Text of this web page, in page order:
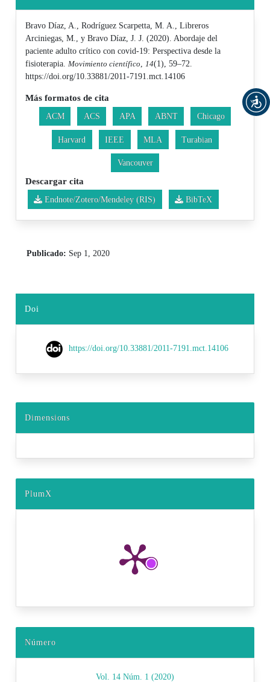
Bravo Díaz, A., Rodríguez Scarpetta, M. A., Libreros
Arciniegas, M., y Bravo Díaz, J. J. (2020). Abordaje del
paciente adulto crítico con covid-19: Perspectiva desde la
fisioterapia.Movimiento científico,14(1), 59–72.
https://doi.org/10.33881/2011-7191.mct.14106
Más formatos de cita
ACM ACS APA ABNT Chicago
Harvard IEEE MLA Turabian
Vancouver
Descargar cita
Endnote/Zotero/Mendeley (RIS) BibTeX
Publicado: Sep 1, 2020
Doi
https://doi.org/10.33881/2011-7191.mct.14106
Dimensions
PlumX
Número
Vol. 14 Núm. 1 (2020)